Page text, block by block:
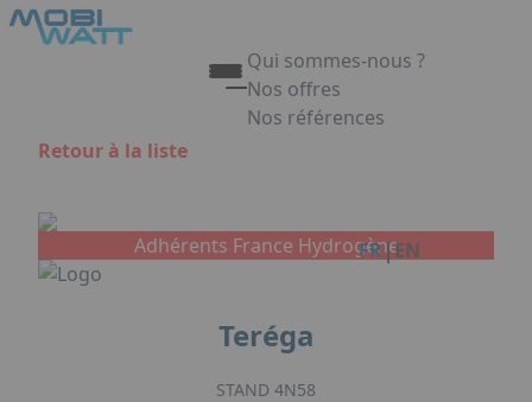
Aller au contenu principal
Qui sommes-nous ?
Nos offres
Nos références
FR|EN
Retour à la liste
Adhérents France Hydrogène
Teréga
STAND 4N58
Panneau de gestion des cookies